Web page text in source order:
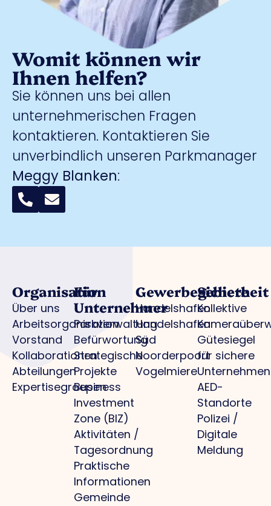
Womit können wir
Ihnen helfen?
Sie können uns bei allen
unternehmerischen Fragen
kontaktieren. Kontaktieren Sie
unverbindlich unseren Parkmanager
Meggy Blanken:
Organisation
Über uns
Arbeitsorganisation
Vorstand
Kollaborationen
Abteilungen
Expertisegroepen
Für
Unternehmer
Parkverwaltung
Befürwortung
Strategische
Projekte
Business
Investment
Zone (BIZ)
Aktivitäten /
Tagesordnung
Praktische
Informationen
Gemeinde
Gewerbegebiete
Handelshafen
Handelshafen
Süd
Noorderpoort
Vogelmiere
Sicherheit
Kollektive
Gütesiegel
für sichere
Unternehmen
AED-
Standorte
Polizei /
Digitale
Meldung